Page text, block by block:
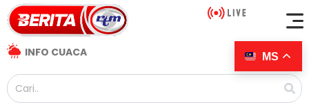
INFO CUACA MS